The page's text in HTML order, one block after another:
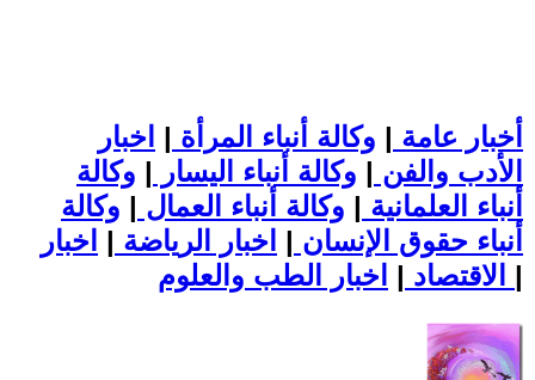
أخبار عامة | وكالة أنباء المرأة | اخبار
الأدب والفن | وكالة أنباء اليسار | وكالة
أنباء العلمانية | وكالة أنباء العمال | وكالة
أنباء حقوق الإنسان | اخبار الرياضة | اخبار
الاقتصاد | |